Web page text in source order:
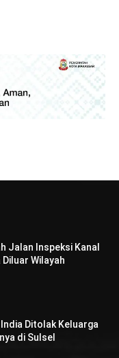
Jalan Inspeksi Kanal
Wilayah
Ditolak Keluarga
di Sulsel